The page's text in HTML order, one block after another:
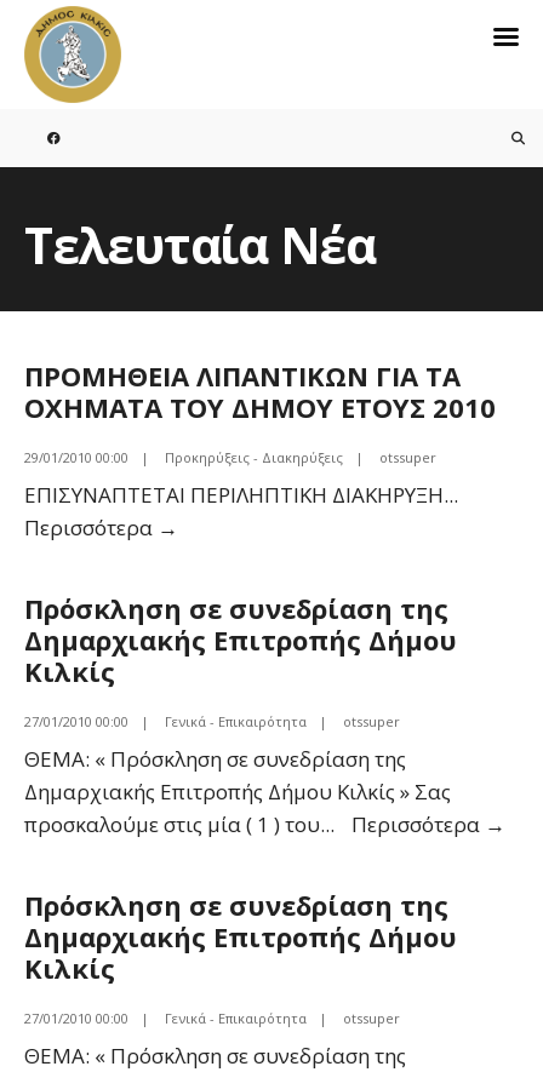
Skip
Τελευταία Νέα
ΠΡΟΜΗΘΕΙΑ ΛΙΠΑΝΤΙΚΩΝ ΓΙΑ ΤΑ
ΟΧΗΜΑΤΑ ΤΟΥ ΔΗΜΟΥ ΕΤΟΥΣ 2010
29/01/2010 00:00 | Προκηρύξεις - Διακηρύξεις | otssuper
ΕΠΙΣΥΝΑΠΤΕΤΑΙ ΠΕΡΙΛΗΠΤΙΚΗ ΔΙΑΚΗΡΥΞΗ...
Περισσότερα →
ΤΑ
ΟΧΗΜΑΤΑ
ΔΗΜΟΥ
ΕΤΟΥΣ
2010
Πρόσκληση σε συνεδρίαση της
Δημαρχιακής Επιτροπής Δήμου
Κιλκίς
27/01/2010 00:00 | Γενικά - Επικαιρότητα | otssuper
ΘΕΜΑ: « Πρόσκληση σε συνεδρίαση της
Δημαρχιακής Επιτροπής Δήμου Κιλκίς » Σας
προσκαλούμε στις μία ( 1 ) του... Περισσότερα →
Πρόσκληση σε συνεδρίαση της
Δημαρχιακής Επιτροπής Δήμου
Κιλκίς
27/01/2010 00:00 | Γενικά - Επικαιρότητα | otssuper
ΘΕΜΑ: « Πρόσκληση σε συνεδρίαση της
Search
for: